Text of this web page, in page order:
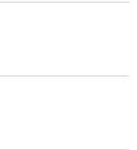
de
lui donne un